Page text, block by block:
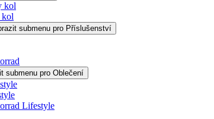
kol
submenu pro Příslušenství
submenu pro Oblečení
Lifestyle